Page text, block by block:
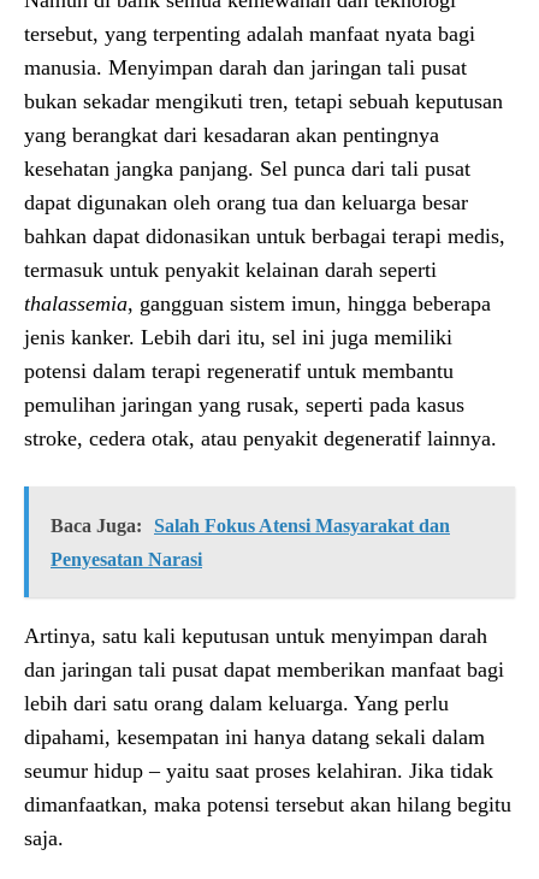
tersebut, yang terpenting adalah manfaat nyata bagi
manusia. Menyimpan darah dan jaringan tali pusat
bukan sekadar mengikuti tren, tetapi sebuah keputusan
yang berangkat dari kesadaran akan pentingnya
kesehatan jangka panjang. Sel punca dari tali pusat
dapat digunakan oleh orang tua dan keluarga besar
bahkan dapat didonasikan untuk berbagai terapi medis,
termasuk untuk penyakit kelainan darah seperti
thalassemia, gangguan sistem imun, hingga beberapa
jenis kanker. Lebih dari itu, sel ini juga memiliki
potensi dalam terapi regeneratif untuk membantu
pemulihan jaringan yang rusak, seperti pada kasus
stroke, cedera otak, atau penyakit degeneratif lainnya.
Baca Juga:
Salah Fokus Atensi Masyarakat dan
Penyesatan Narasi
Artinya, satu kali keputusan untuk menyimpan darah
dan jaringan tali pusat dapat memberikan manfaat bagi
lebih dari satu orang dalam keluarga. Yang perlu
dipahami, kesempatan ini hanya datang sekali dalam
seumur hidup – yaitu saat proses kelahiran. Jika tidak
dimanfaatkan, maka potensi tersebut akan hilang begitu
saja.